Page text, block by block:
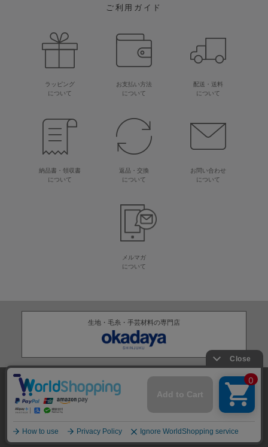
ご利用ガイド
ラッピング
について
お支払い方法
について
配送・送料
について
納品書・領収書
について
返品・交換
について
お問い合わせ
について
メルマガ
について
生地・毛糸・手芸材料の専門店
株式会社オカダヤ
特定商取引法に基づく表記 プライバシーポリシー サイトマップ
2012-2026OKADAYA CO.,LTD.